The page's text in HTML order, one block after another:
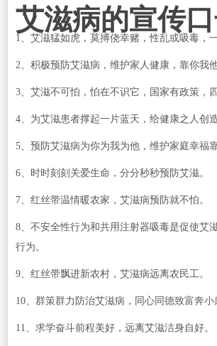
艾滋病的宣传
1、艾滋猛如虎，莫搏侥幸赌，性乱或吸毒，
2、积极预防艾滋病，维护家人健康，靠你我他
3、艾滋不可怕，怕在不识它，国家有政策，
4、为艾滋患者撑起一片蓝天，给健康之人创
5、预防艾滋病为你为我为他，维护家庭幸福
6、时时刻刻关爱生命，分分秒秒预防艾滋。
7、红丝带温情暖农家，艾滋病预防就不怕。
8、不安全性行为和共用注射器吸毒是促使艾
行为。
9、红丝带飘进新农村，艾滋病远离农民工。
10、群策群力防治艾滋病，同心同德致富奔小
11、求学奋斗前程美好，远离艾滋洁身自好。